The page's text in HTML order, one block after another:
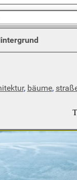
, bäume,